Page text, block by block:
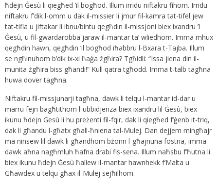
ħdejn Ġesù li qiegħed ’il bogħod. Illum irridu niftakru fihom. Irridu
niftakru f’dik l-omm u dak il-missier li jmur fil-kamra tat-tifel jew
tat-tifla u jiftakar li ibnu/bintu qegħdin il-missjoni biex ixandru ’l
Ġesù, u fil-gwardarobba jaraw il-mantar ta’ wliedhom. Imma mhux
qegħdin hawn, qegħdin ’il bogħod iħabbru l-Bxara t-Tajba. Illum
se ngħinuhom b’dik ix-xi ħaġa żgħira? Tgħidli: “Issa jiena din il-
munita żgħira biss għandi!” Kull qatra tgħodd. Imma t-talb tagħna
huwa dover tagħna.
Niftakru fil-missjunarji tagħna, dawk li telqu l-mantar id-dar u
marru fejn bagħtithom l-ubbidjenza biex ixandru lil Ġesù, biex
ikunu ħdejn Ġesù li hu preżenti fil-fqir, dak li qiegħed f’ġenb it-triq,
dak li għandu l-għatx għall-ħniena tal-Mulej. Dan dejjem mingħajr
ma ninsew lil dawk li għandhom bżonn l-għajnuna fostna, imma
dawk aħna nagħmluh ħafna drabi fis-sena. Illum naħsbu f’ħutna li
biex ikunu ħdejn Ġesù ħallew il-mantar hawnhekk f’Malta u
Għawdex u telqu għax il-Mulej sejħilhom.